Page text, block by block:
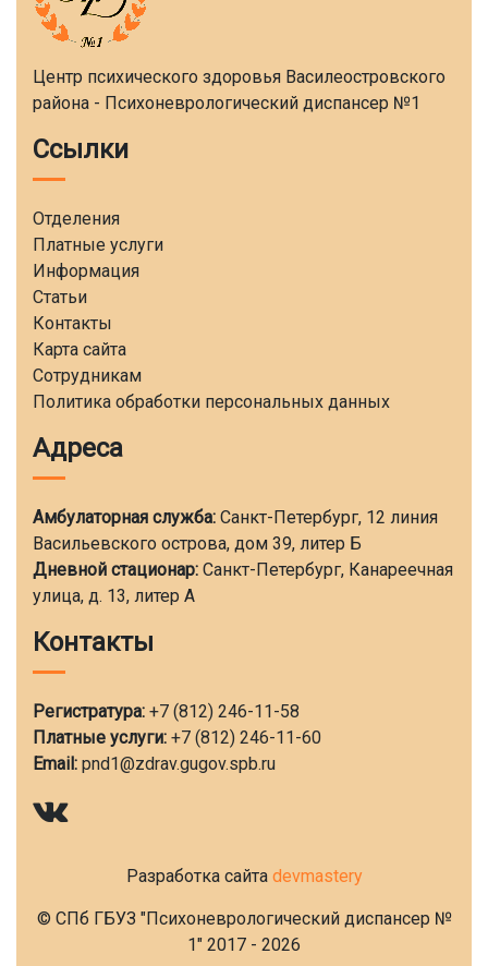
Центр психического здоровья Василеостровского
района - Психоневрологический диспансер №1
Ссылки
Отделения
Платные услуги
Информация
Статьи
Контакты
Карта сайта
Сотрудникам
Политика обработки персональных данных
Адреса
Амбулаторная служба: Санкт-Петербург, 12 линия
Васильевского острова, дом 39, литер Б
Дневной стационар: Санкт-Петербург, Канареечная
улица, д. 13, литер А
Контакты
Регистратура: +7 (812) 246-11-58
Платные услуги: +7 (812) 246-11-60
Email: pnd1@zdrav.gugov.spb.ru
Разработка сайта devmastery
© СПб ГБУЗ "Психоневрологический диспансер №
1" 2017 - 2026